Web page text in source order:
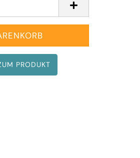
PRODUKT